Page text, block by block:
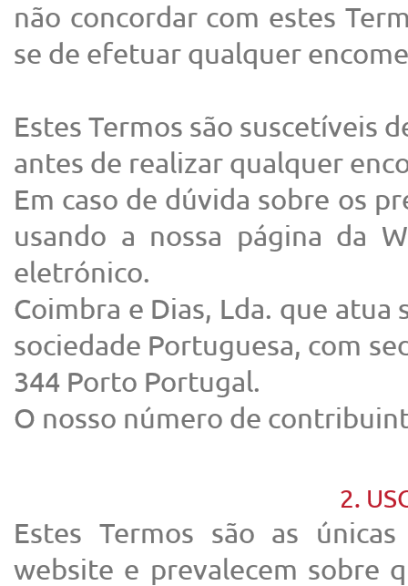
não concordar com estes
se de efetuar qualquer
Estes Termos são suscetíveis
antes de realizar qualquer
Em caso de dúvida sobre os
usando a nossa página da
eletrónico.
Coimbra e Dias, Lda. que
sociedade Portuguesa, com
344 Porto Portugal.
O nosso número de
2.
Estes Termos são as
website e prevalecem sobre